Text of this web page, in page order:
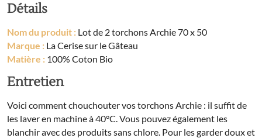
Détails
Nom du produit : Lot de 2 torchons Archie 70 x 50
Marque : La Cerise sur le Gâteau
Matière : 100% Coton Bio
Entretien
Voici comment chouchouter vos torchons Archie : il suffit de
les laver en machine à 40°C. Vous pouvez également les
blanchir avec des produits sans chlore. Pour les garder doux et